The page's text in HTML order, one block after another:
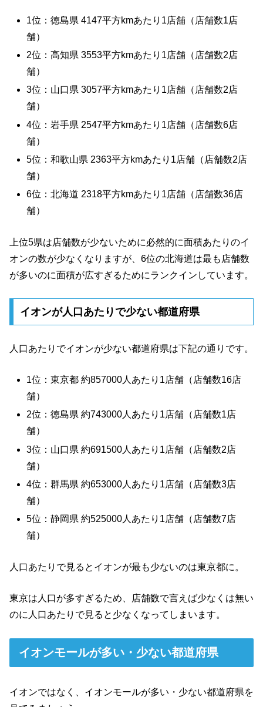
1位：徳島県 4147平方kmあたり1店舗（店舗数1店
舗）
2位：高知県 3553平方kmあたり1店舗（店舗数2店
舗）
3位：山口県 3057平方kmあたり1店舗（店舗数2店
舗）
4位：岩手県 2547平方kmあたり1店舗（店舗数6店
舗）
5位：和歌山県 2363平方kmあたり1店舗（店舗数2店
舗）
6位：北海道 2318平方kmあたり1店舗（店舗数36店
舗）
上位5県は店舗数が少ないために必然的に面積あたりのイ
オンの数が少なくなりますが、6位の北海道は最も店舗数
が多いのに面積が広すぎるためにランクインしています。
イオンが人口あたりで少ない都道府県
人口あたりでイオンが少ない都道府県は下記の通りです。
1位：東京都 約857000人あたり1店舗（店舗数16店
舗）
2位：徳島県 約743000人あたり1店舗（店舗数1店
舗）
3位：山口県 約691500人あたり1店舗（店舗数2店
舗）
4位：群馬県 約653000人あたり1店舗（店舗数3店
舗）
5位：静岡県 約525000人あたり1店舗（店舗数7店
舗）
人口あたりで見るとイオンが最も少ないのは東京都に。
東京は人口が多すぎるため、店舗数で言えば少なくは無い
のに人口あたりで見ると少なくなってしまいます。
イオンモールが多い・少ない都道府県
イオンではなく、イオンモールが多い・少ない都道府県を